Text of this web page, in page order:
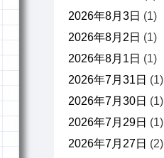
2026年8月3日 (1)
2026年8月2日 (1)
2026年8月1日 (1)
2026年7月31日 (1)
2026年7月30日 (1)
2026年7月29日 (1)
2026年7月27日 (2)